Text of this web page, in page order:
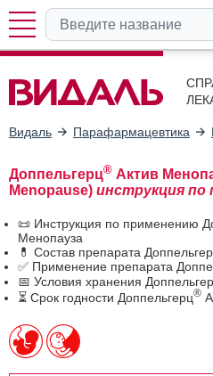
Видаль Парафармацевтика
Доппельгерц® Актив
Menopause) инструкция по
📜 Инструкция по применению
Менопауза
💊 Состав препарата
✅ Применение препарата
📅 Условия хранения
⏳ Срок годности Доппельгерц®